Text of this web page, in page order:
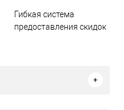
Гибкая система
предоставления скидок